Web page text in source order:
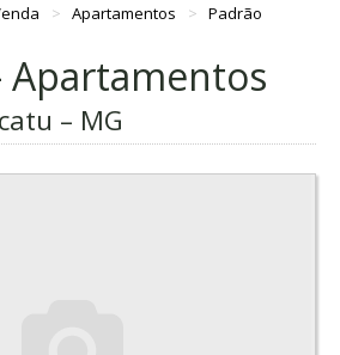
Apartamentos Padrão
Apartamentos
– MG